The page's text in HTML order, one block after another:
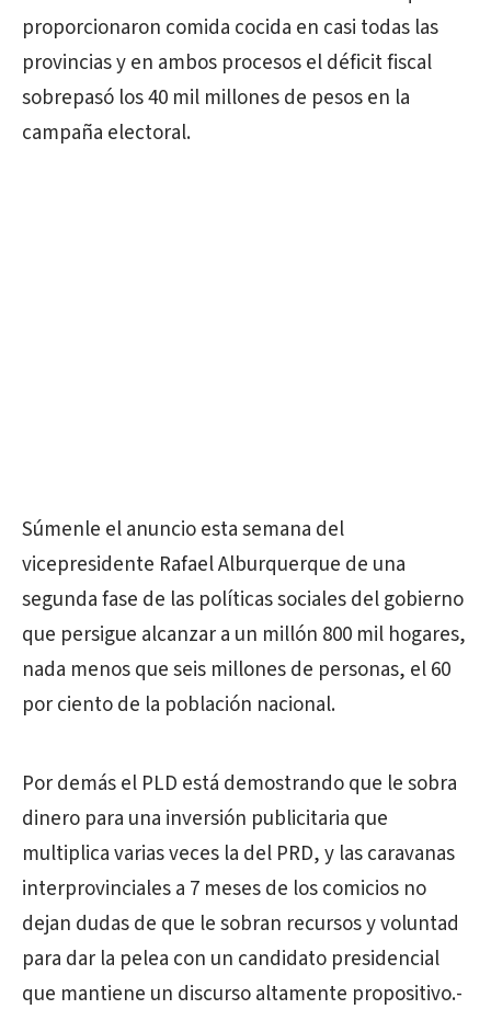
proporcionaron comida cocida en casi todas las
provincias y en ambos procesos el déficit fiscal
sobrepasó los 40 mil millones de pesos en la
campaña electoral.
Súmenle el anuncio esta semana del
vicepresidente Rafael Alburquerque de una
segunda fase de las políticas sociales del gobierno
que persigue alcanzar a un millón 800 mil hogares,
nada menos que seis millones de personas, el 60
por ciento de la población nacional.
Por demás el PLD está demostrando que le sobra
dinero para una inversión publicitaria que
multiplica varias veces la del PRD, y las caravanas
interprovinciales a 7 meses de los comicios no
dejan dudas de que le sobran recursos y voluntad
para dar la pelea con un candidato presidencial
que mantiene un discurso altamente propositivo.-